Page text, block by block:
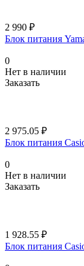
2 990 ₽
Блок питания
0
Нет в наличии
Заказать
2 975.05 ₽
Блок питания
0
Нет в наличии
Заказать
1 928.55 ₽
Блок питания